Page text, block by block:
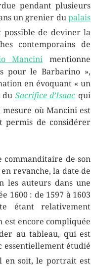
pendant plusieurs
un grenier du palais
de deviner la
contemporains de
Mancini mentionne
pour le Barbarino »,
en évoquant « un
du Sacrifice d’Isaac qui
mesure où Mancini est
permis de considérer
commanditaire de son
revanche, la date de
les auteurs dans une
1600 : de 1597 à 1603
étant relativement
est encore compliquée
au tableau, qui est
essentiellement étudié
en soit, le portrait est